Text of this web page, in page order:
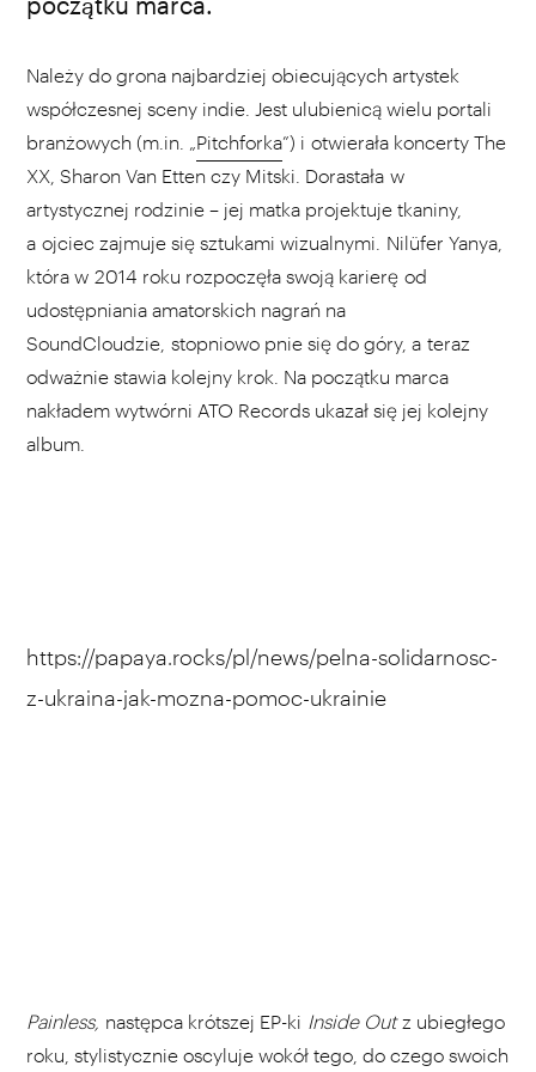
Należy do grona najbardziej obiecujących artystek
współczesnej sceny indie. Jest ulubienicą wielu portali
branżowych (m.in. „Pitchforka”) i otwierała koncerty The
XX, Sharon Van Etten czy Mitski. Dorastała w
artystycznej rodzinie – jej matka projektuje tkaniny,
a ojciec zajmuje się sztukami wizualnymi. Nilüfer Yanya,
która w 2014 roku rozpoczęła swoją karierę od
udostępniania amatorskich nagrań na
SoundCloudzie, stopniowo pnie się do góry, a teraz
odważnie stawia kolejny krok. Na początku marca
nakładem wytwórni ATO Records ukazał się jej kolejny
album.
https://papaya.rocks/pl/news/pelna-solidarnosc-
z-ukraina-jak-mozna-pomoc-ukrainie
Painless, następca krótszej EP-ki Inside Outz ubiegłego
roku, stylistycznie oscyluje wokół tego, do czego swoich